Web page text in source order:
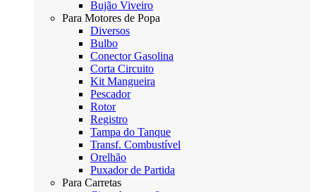
Bujão Viveiro
Para Motores de Popa
Diversos
Bulbo
Conector Gasolina
Corta Circuito
Kit Mangueira
Pescador
Rotor
Registro
Tampa do Tanque
Transf. Combustível
Orelhão
Puxador de Partida
Para Carretas